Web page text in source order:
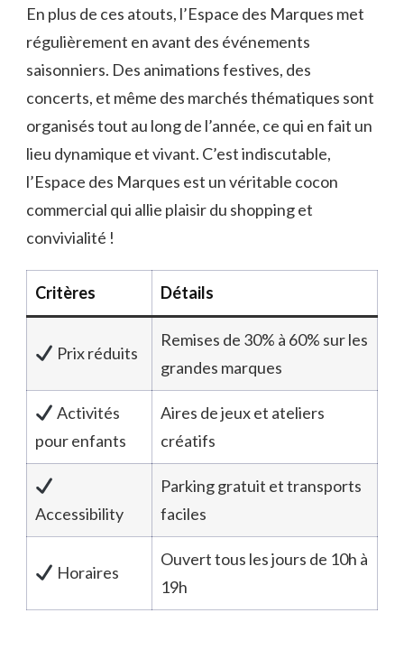
En plus de ces atouts, l’Espace des Marques met
régulièrement en avant des événements
saisonniers. Des animations festives, des
concerts, et même des marchés thématiques sont
organisés tout au long de l’année, ce qui en fait un
lieu dynamique et vivant. C’est indiscutable,
l’Espace des Marques est un véritable cocon
commercial qui allie plaisir du shopping et
convivialité !
Critères Détails
Prix réduits
Remises de 30% à 60% sur les
grandes marques
Activités
pour enfants
Aires de jeux et ateliers
créatifs
Accessibility
Parking gratuit et transports
faciles
Horaires
Ouvert tous les jours de 10h à
19h